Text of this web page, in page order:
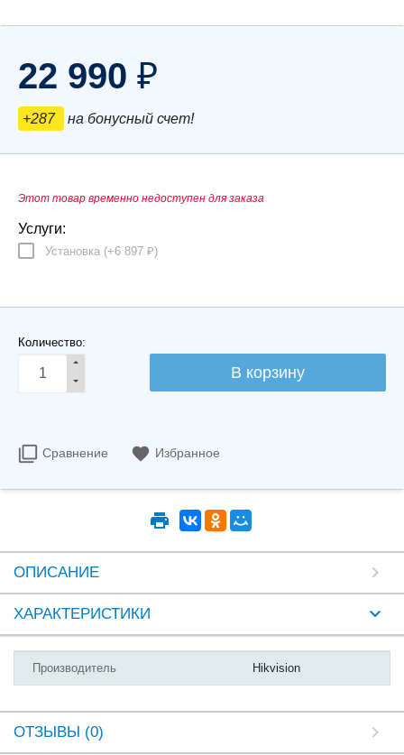
22 990 ₽
+287 на бонусный счет!
Этот товар временно недоступен для заказа
Услуги:
Установка (+6 897 ₽)
Количество:
Сравнение Избранное
ОПИСАНИЕ
ХАРАКТЕРИСТИКИ
Производитель Hikvision
ОТЗЫВЫ (0)